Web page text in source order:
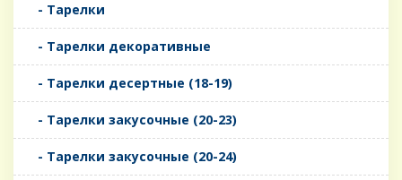
- Тарелки
- Тарелки декоративные
- Тарелки десертные (18-19)
- Тарелки закусочные (20-23)
- Тарелки закусочные (20-24)